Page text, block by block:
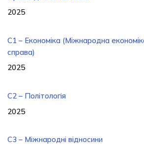
2025
С1 – Економіка (Міжнародна
справа)
2025
C2 – Політологія
2025
C3 – Міжнародні відносини